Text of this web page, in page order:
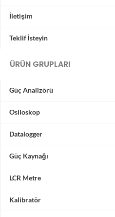
İletişim
Teklif İsteyin
ÜRÜN GRUPLARI
Güç Analizörü
Osiloskop
Datalogger
Güç Kaynağı
LCR Metre
Kalibratör